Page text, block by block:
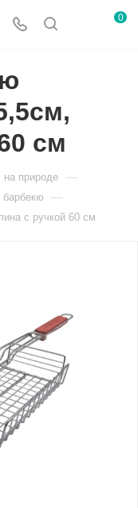
0
см
на природе —
—
с ручкой 60 см